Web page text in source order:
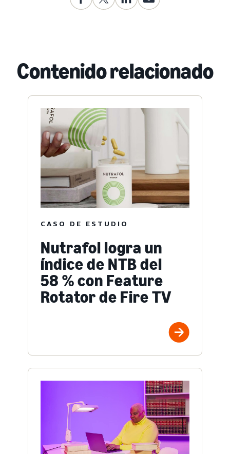
Contenido relacionado
CASO DE ESTUDIO
Nutrafol logra un
índice de NTB del
58 % con Feature
Rotator de Fire TV